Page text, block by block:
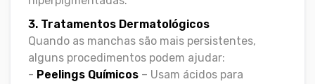
3. Tratamentos Dermatológicos
Quando as manchas são mais persistentes,
alguns procedimentos podem ajudar:
- Peelings Químicos – Usam ácidos para